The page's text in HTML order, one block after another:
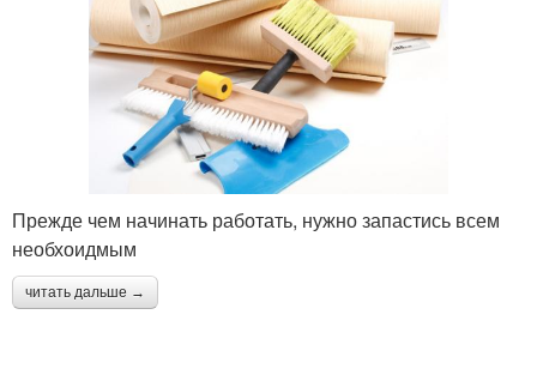
Прежде чем начинать работать, нужно запастись всем
необхоидмым
читать дальше →